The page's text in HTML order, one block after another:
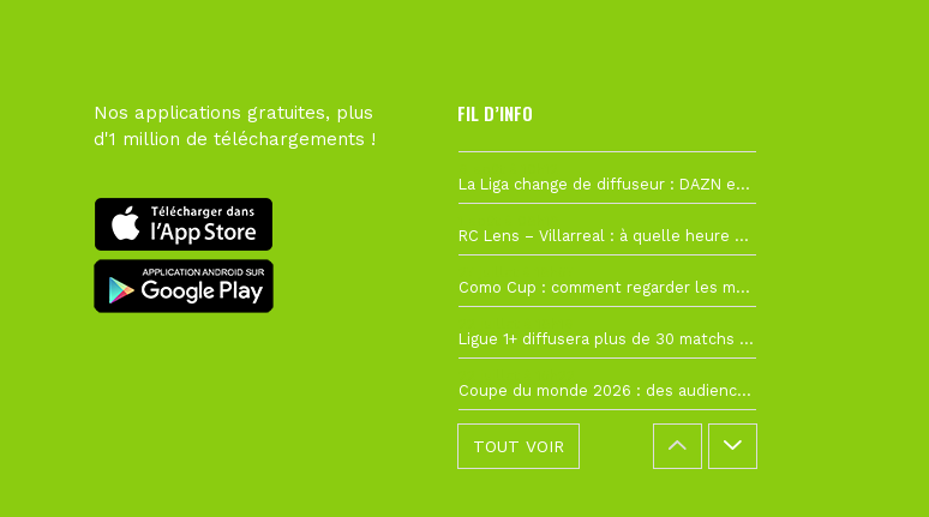
Nos applications gratuites, plus
d'1 million de téléchargements !
FIL D’INFO
La Liga change de diffuseur : DAZN et Disney+ remplacent beIN Sports !
RC Lens – Villarreal : à quelle heure et sur quelle chaîne voir la finale de la Como Cup ?
Como Cup : comment regarder les matchs du RC Lens en direct ?
Ligue 1+ diffusera plus de 30 matchs amicaux avant la reprise de la Ligue 1
Coupe du monde 2026 : des audiences record, mais M6 devrait perdre très gros !
TOUT VOIR